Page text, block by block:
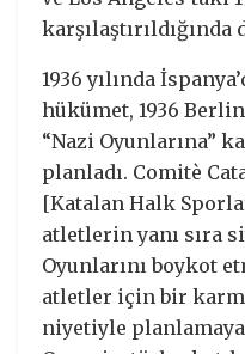
1936 yılında
hükümet, 1936
“Nazi Oyunlarına”
planladı. Comitè
[Katalan Halk
atletlerin yanı sıra
Oyunlarını boykot
atletler için bir
niyetiyle